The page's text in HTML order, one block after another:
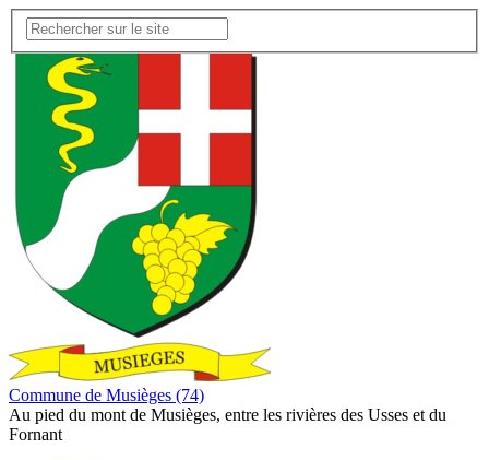
Commune de Musièges (74)
Au pied du mont de Musièges, entre les rivières des Usses et du
Fornant